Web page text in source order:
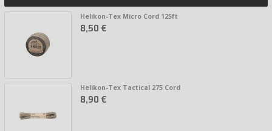
Helikon-Tex Micro Cord 125ft
8,50 €
Helikon-Tex Tactical 275 Cord
8,90 €